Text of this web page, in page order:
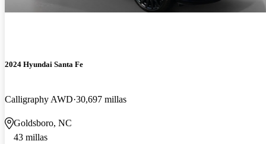
2024 Hyundai Santa Fe
Calligraphy AWD 30,697 millas
Goldsboro, NC
43 millas